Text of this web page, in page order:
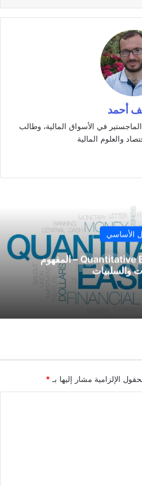
أحمد
في الأسواق المالية، وطالب
والعلوم المالية
الأساسي
التيسير الكمي Quantitative Easing – المفهوم
والسلبيات
الإلزامية مشار إليها بـ *